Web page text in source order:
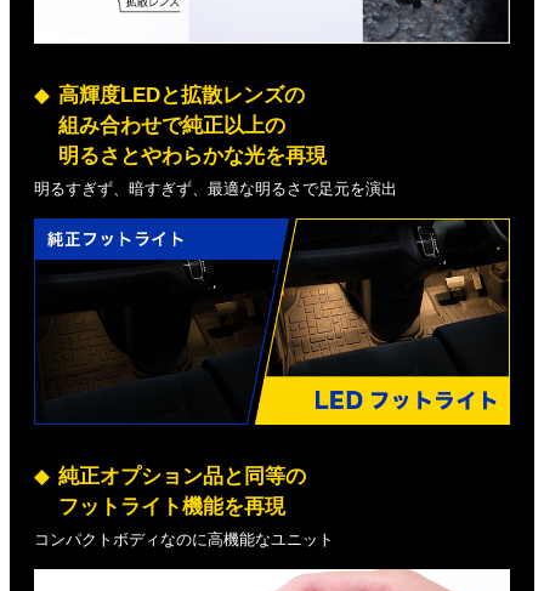
高輝度LEDと拡散レンズの
組み合わせで純正以上の
明るさとやわらかな光を再現
明るすぎず、暗すぎず、最適な明るさで足元を演出
純正オプション品と同等の
フットライト機能を再現
コンパクトボディなのに高機能なユニット